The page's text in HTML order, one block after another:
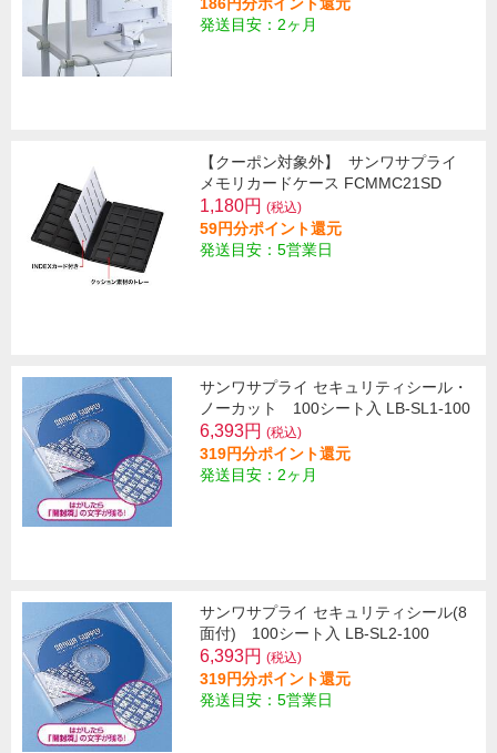
186円分ポイント還元
発送目安：2ヶ月
【クーポン対象外】
サンワサプライ
メモリカードケース FCMMC21SD
1,180円 (税込)
59円分ポイント還元
発送目安：5営業日
サンワサプライ セキュリティシール・
ノーカット 100シート入 LB-SL1-100
6,393円 (税込)
319円分ポイント還元
発送目安：2ヶ月
サンワサプライ セキュリティシール(8
面付) 100シート入 LB-SL2-100
6,393円 (税込)
319円分ポイント還元
発送目安：5営業日